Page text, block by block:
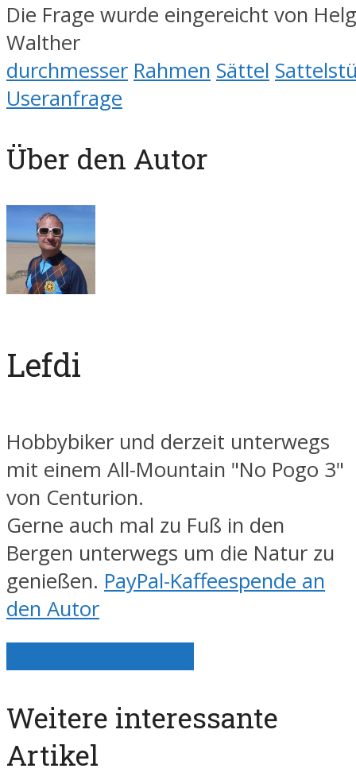
Die Frage wurde eingereicht von
Walther
durchmesser Rahmen Sättel
Useranfrage
Über den Autor
Lefdi
Hobbybiker und derzeit unterwegs
mit einem All-Mountain "No Pogo 3"
von Centurion.
Gerne auch mal zu Fuß in den
Bergen unterwegs um die Natur zu
genießen. PayPal-Kaffeespende an
den Autor
Weitere interessante
Artikel